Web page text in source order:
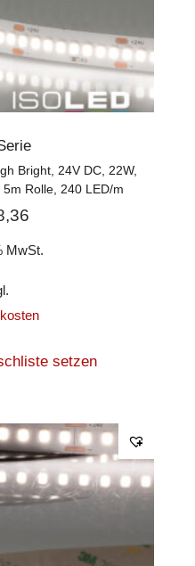
Bright, 24V DC, 22W,
Rolle, 240 LED/m
MwSt.
setzen